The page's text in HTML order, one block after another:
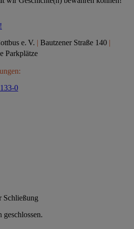
e. V. | Bautzener Straße 140 |
Parkplätze
0
Schließung
geschlossen.